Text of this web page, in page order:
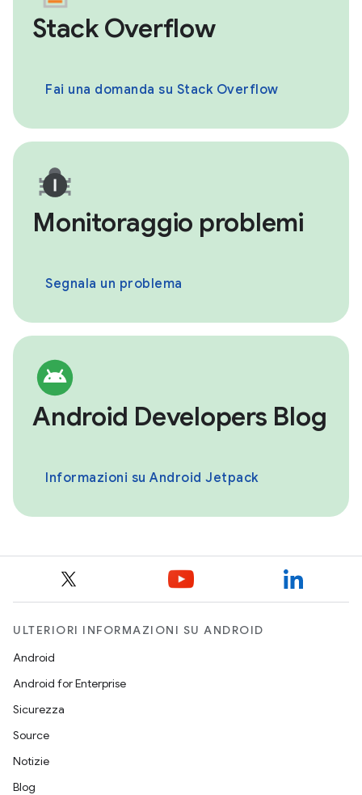
Stack Overflow
Fai una domanda su Stack Overflow
Monitoraggio problemi
Segnala un problema
Android Developers Blog
Informazioni su Android Jetpack
ULTERIORI INFORMAZIONI SU ANDROID
Android
Android for Enterprise
Sicurezza
Source
Notizie
Blog